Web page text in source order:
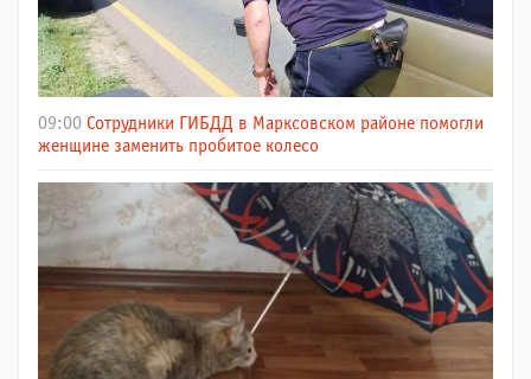
09:00 Сотрудники ГИБДД в Марксовском районе помогли
женщине заменить пробитое колесо